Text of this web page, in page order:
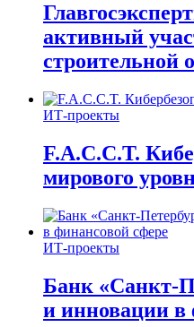
активный
строительной
ИТ-проекты
F.A.C.C.T.
мирового
ИТ-проекты
Банк «Санкт-
и инновации в